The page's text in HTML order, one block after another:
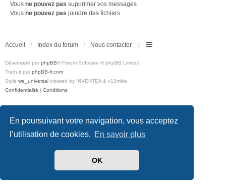
En poursuivant votre navigation, vous acceptez
l’utilisation de cookies. En savoir plus
OK
Vous ne pouvez pas supprimer vos messages
Vous ne pouvez pas joindre des fichiers
Accueil Index du forum Nous contacter
Développé par phpBB® Forum Software © phpBB Limited
Traduit par phpBB-fr.com
Style we_universal created by INVENTEA & v12mike
Confidentialité | Conditions